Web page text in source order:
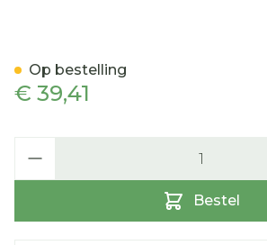
€ 39,41
Bestel
Op bestelling